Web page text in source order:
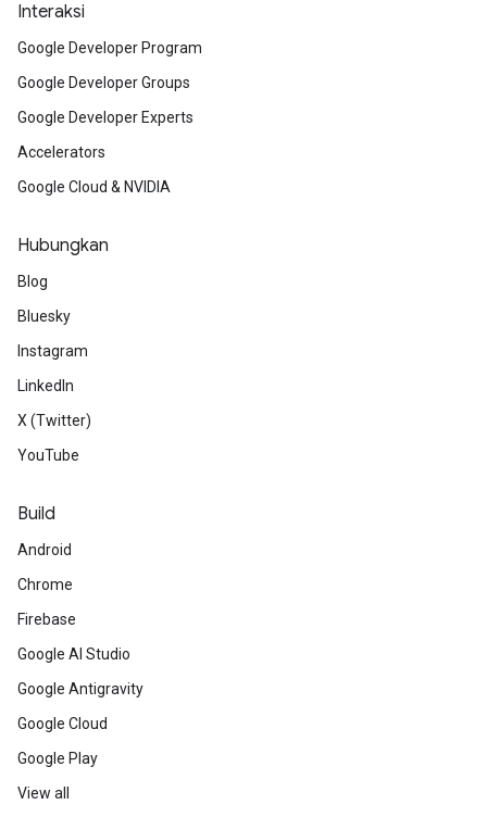
Interaksi
Google Developer Program
Google Developer Groups
Google Developer Experts
Accelerators
Google Cloud & NVIDIA
Hubungkan
Blog
Bluesky
Instagram
LinkedIn
X (Twitter)
YouTube
Build
Android
Chrome
Firebase
Google AI Studio
Google Antigravity
Google Cloud
Google Play
View all